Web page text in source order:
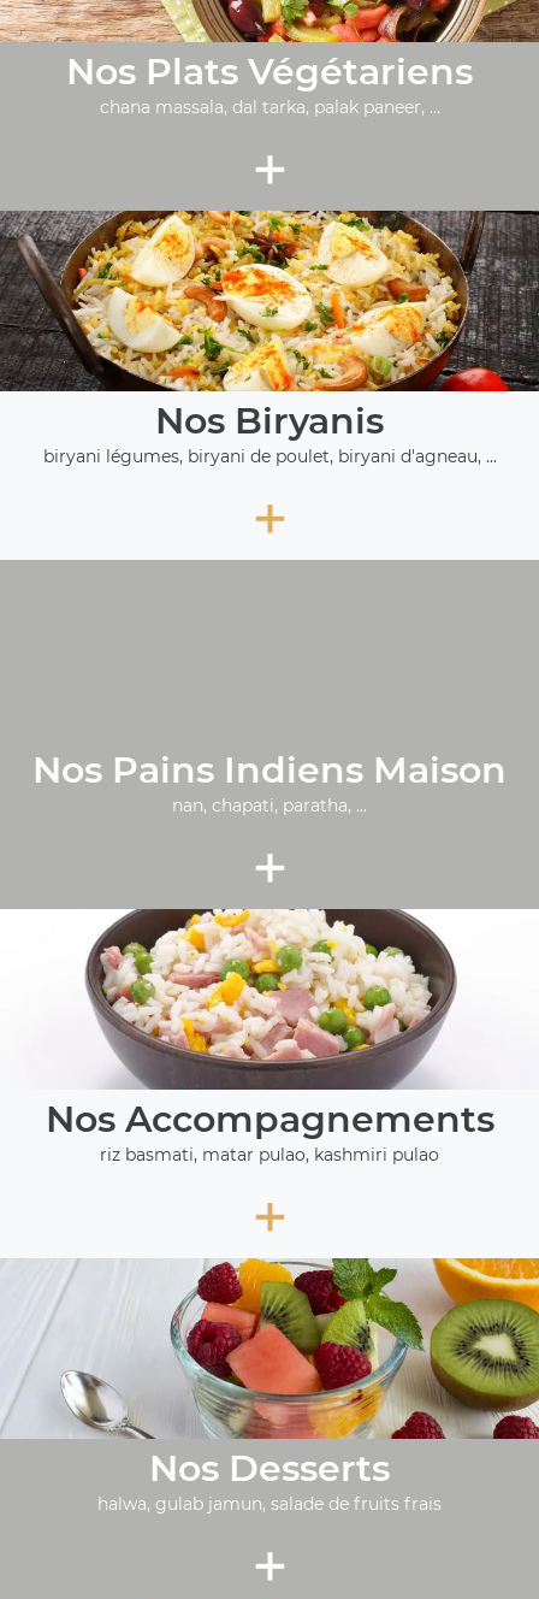
Nos Plats Végétariens
chana massala, dal tarka, palak paneer, ...
+
Nos Biryanis
biryani légumes, biryani de poulet, biryani d'agneau, ...
+
Nos Pains Indiens Maison
nan, chapati, paratha, ...
+
Nos Accompagnements
riz basmati, matar pulao, kashmiri pulao
+
Nos Desserts
halwa, gulab jamun, salade de fruits frais
+